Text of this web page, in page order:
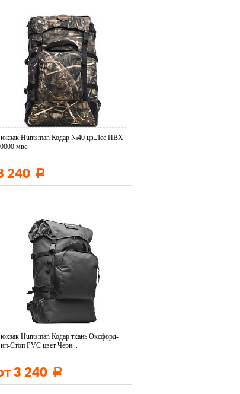
Huntsman Кодар №40 цв.Лес ПВХ
мвс
240 Р
Huntsman Кодар ткань Оксфорд-
Стоп PVC цвет Черн...
3 240 Р